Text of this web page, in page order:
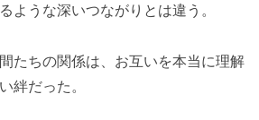
ような深いつながりとは違う。
たちの関係は、お互いを本当に理解
絆だった。